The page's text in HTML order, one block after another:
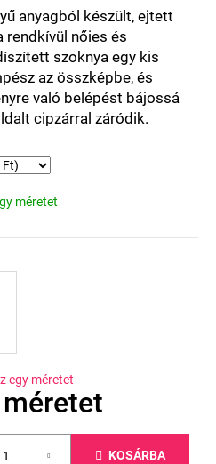
anyagból készült, ejtett
rendkívül nőies és
szoknya egy kis
az összképbe, és
való belépést bájossá
cipzárral záródik.
méretet
egy méretet
KOSÁRBA